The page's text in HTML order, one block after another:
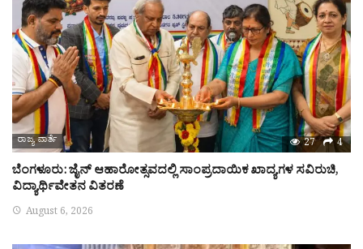
ರಾಜ್ಯ ವಾರ್ತೆ 27 4
ಬೆಂಗಳೂರು: ಜೈನ್ ಆಹಾರೋತ್ಸವದಲ್ಲಿ ಸಾಂಪ್ರದಾಯಿಕ ಖಾದ್ಯಗಳ ಸವಿರುಚಿ,
ವಿದ್ಯಾರ್ಥಿವೇತನ ವಿತರಣೆ
August 6, 2026